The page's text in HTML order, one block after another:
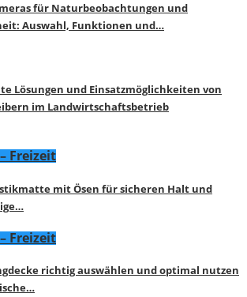
für Naturbeobachtungen und
Auswahl, Funktionen und…
Lösungen und Einsatzmöglichkeiten von
im Landwirtschaftsbetrieb
Freizeit
mit Ösen für sicheren Halt und
Freizeit
richtig auswählen und optimal nutzen